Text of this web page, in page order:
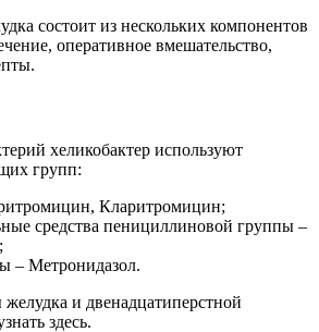
состоит из нескольких компонентов
оперативное вмешательство,
хеликобактер используют
групп:
Кларитромицин;
средства пенициллиновой группы –
– Метронидазол.
и двенадцатиперстной
здесь.